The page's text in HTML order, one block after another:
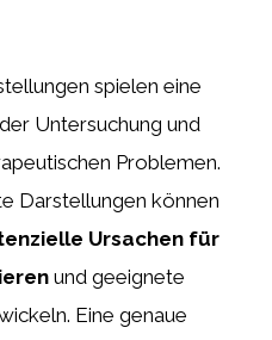
spielen eine
Untersuchung und
Problemen.
Darstellungen können
Ursachen für
und geeignete
Eine genaue